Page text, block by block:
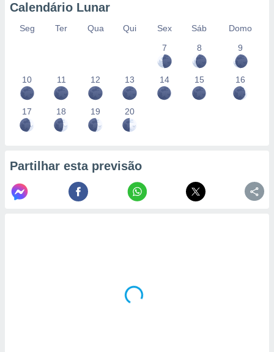
Calendário Lunar
Seg Ter Qua Qui Sex Sáb
Domo
7
8 9
10 11 12 13 14 15 16
17 18 19 20
Partilhar esta previsão